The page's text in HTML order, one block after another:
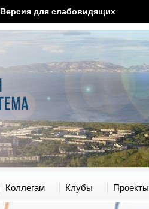
Версия для слабовидящих
Коллегам Клубы Проекты